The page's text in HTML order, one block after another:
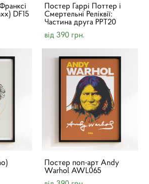
DF15
Постер Гаррі Поттер і
Смертельні Реліквії:
Частина друга PPT20
від 390 грн.
Постер поп-арт Andy
Warhol AWL065